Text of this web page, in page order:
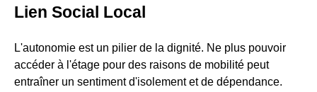
Lien Social Local
L'autonomie est un pilier de la dignité. Ne plus pouvoir
accéder à l'étage pour des raisons de mobilité peut
entraîner un sentiment d'isolement et de dépendance.